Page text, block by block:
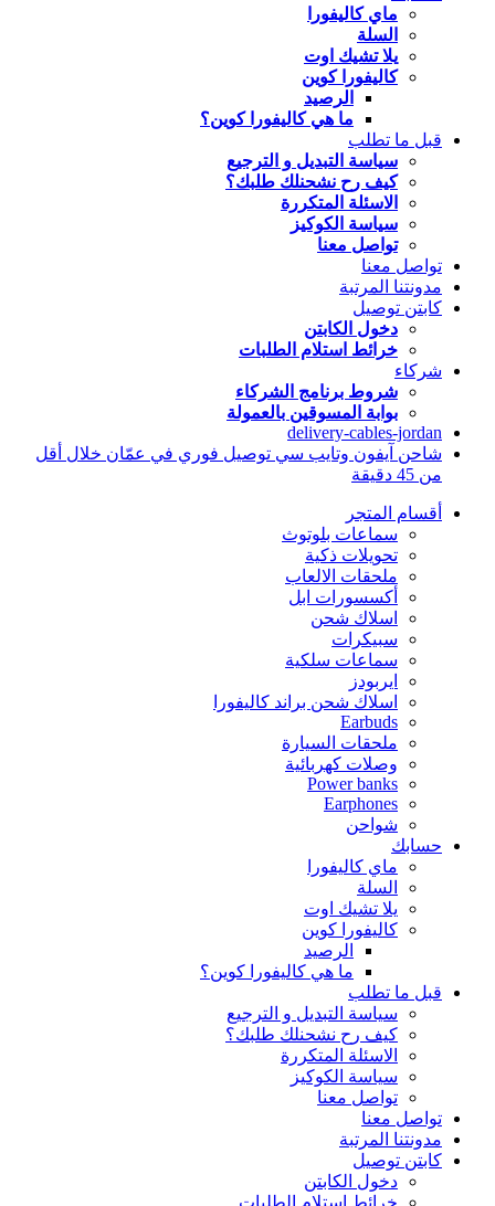
ماي كاليفورا
السلة
يلا تشيك اوت
كاليفورا كوين
الرصيد
ما هي كاليفورا كوين؟
قبل ما تطلب
سياسة التبديل و الترجيع
كيف رح نشحنلك طلبك؟
الاسئلة المتكررة
سياسة الكوكيز
تواصل معنا
تواصل معنا
مدونتنا المرتبة
كابتن توصيل
دخول الكابتن
خرائط استلام الطلبات
شركاء
شروط برنامج الشركاء
بوابة المسوقين بالعمولة
delivery-cables-jordan
شاحن آيفون وتايب سي توصيل فوري في عمّان خلال أقل
من 45 دقيقة
أقسام المتجر
سماعات بلوتوث
تحويلات ذكية
ملحقات الالعاب
أكسسورات ابل
اسلاك شحن
سبيكرات
سماعات سلكية
ايربودز
اسلاك شحن براند كاليفورا
Earbuds
ملحقات السيارة
وصلات كهربائية
Power banks
Earphones
شواحن
حسابك
ماي كاليفورا
السلة
يلا تشيك اوت
كاليفورا كوين
الرصيد
ما هي كاليفورا كوين؟
قبل ما تطلب
سياسة التبديل و الترجيع
كيف رح نشحنلك طلبك؟
الاسئلة المتكررة
سياسة الكوكيز
تواصل معنا
تواصل معنا
مدونتنا المرتبة
كابتن توصيل
دخول الكابتن